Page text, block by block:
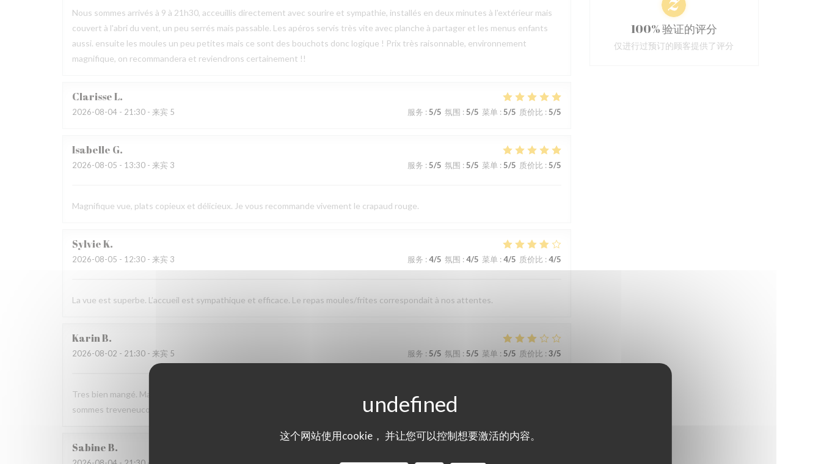
这个网站使用cookie， 并让您可以控制想要激活的内容。
Nous sommes arrivés à 9 à 21h30, acceuillis directement avec sourire et sympathie, installés en deux minutes à l'extérieur mais
couvert à l'abri du vent, un peu serrés mais passable. Les apéros servis très vite avec planche à partager et les menus enfants
aussi. ensuite les moules un peu petites mais ce sont des bouchots donc logique ! Prix très raisonnable, environnement
magnifique, on recommandera et reviendrons certainement !!
ClarisseL
2026-08-04 - 21:30 - 来宾 5 服务 : 5/5 氛围 : 5/5 菜单: 5/5 质价比 : 5/5
Isabelle G
2026-08-05 - 13:30 - 来宾 3 服务 : 5/5 氛围 : 5/5 菜单: 5/5 质价比 : 5/5
Magnifique vue, plats copieux et délicieux. Je vous recommande vivement le crapaud rouge.
SylvieK
2026-08-05 - 12:30 - 来宾 3 服务 : 4/5 氛围 : 4/5 菜单: 4/5 质价比 : 4/5
La vue est superbe. L’accueil est sympathique et efficace. Le repas moules/frites correspondait à nos attentes.
KarinB
2026-08-02 - 21:30 - 来宾 5 服务 : 5/5 氛围 : 5/5 菜单 : 5/5 质价比 : 3/5
Tres bien mangé. Mais j ai mis 3 étoiles car un petit bol de frites pour deux c est pas top et part de moules un peu juste.nous
sommes treveneucois .voilà. Bonne continuation
SabineB
100% 验证的评分
仅进行过预订的顾客提供了评分